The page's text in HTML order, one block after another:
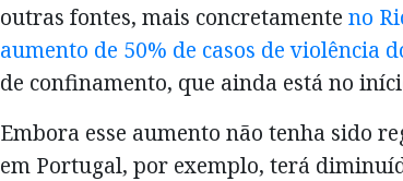
outras fontes, mais concretamente no
aumento de 50% de casos de violência
de confinamento, que ainda está no
Embora esse aumento não tenha sido
em Portugal, por exemplo, terá